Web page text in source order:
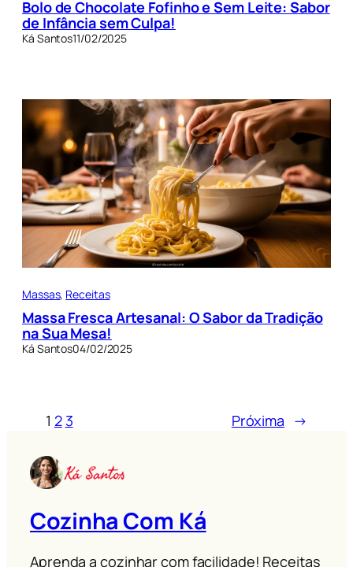
Bolo de Chocolate Fofinho e Sem Leite: Sabor
de Infância sem Culpa!
Ká Santos11/02/2025
Massas, Receitas
Massa Fresca Artesanal: O Sabor da Tradição
na Sua Mesa!
Ká Santos04/02/2025
1 23 Próxima →
Cozinha Com Ká
Aprenda a cozinhar com facilidade! Receitas